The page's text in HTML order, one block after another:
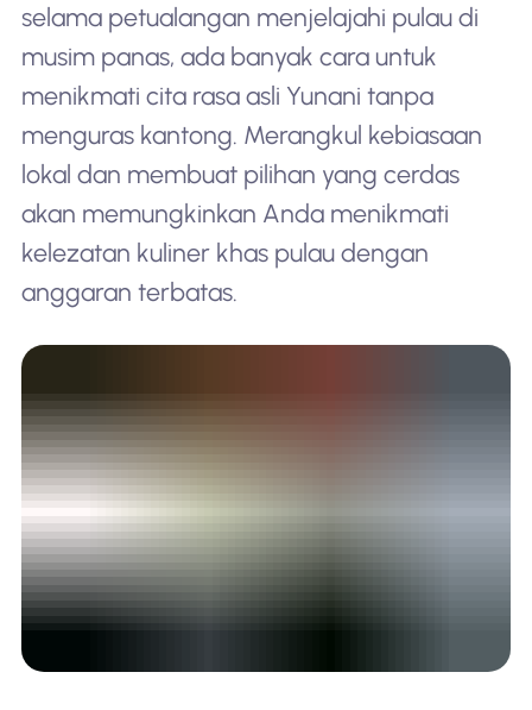
selama petualangan menjelajahi pulau di
musim panas, ada banyak cara untuk
menikmati cita rasa asli Yunani tanpa
menguras kantong. Merangkul kebiasaan
lokal dan membuat pilihan yang cerdas
akan memungkinkan Anda menikmati
kelezatan kuliner khas pulau dengan
anggaran terbatas.